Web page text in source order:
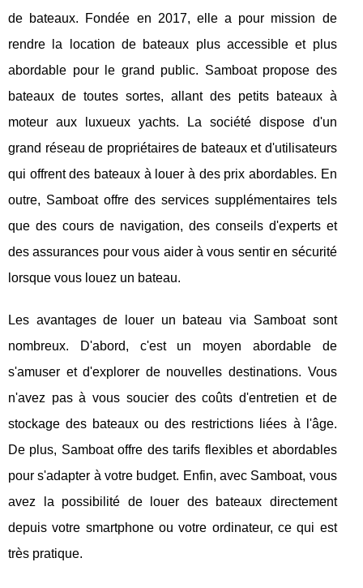
de bateaux. Fondée en 2017, elle a pour mission de
rendre la location de bateaux plus accessible et plus
abordable pour le grand public. Samboat propose des
bateaux de toutes sortes, allant des petits bateaux à
moteur aux luxueux yachts. La société dispose d'un
grand réseau de propriétaires de bateaux et d'utilisateurs
qui offrent des bateaux à louer à des prix abordables. En
outre, Samboat offre des services supplémentaires tels
que des cours de navigation, des conseils d'experts et
des assurances pour vous aider à vous sentir en sécurité
lorsque vous louez un bateau.
Les avantages de louer un bateau via Samboat sont
nombreux. D'abord, c'est un moyen abordable de
s'amuser et d'explorer de nouvelles destinations. Vous
n'avez pas à vous soucier des coûts d'entretien et de
stockage des bateaux ou des restrictions liées à l'âge.
De plus, Samboat offre des tarifs flexibles et abordables
pour s'adapter à votre budget. Enfin, avec Samboat, vous
avez la possibilité de louer des bateaux directement
depuis votre smartphone ou votre ordinateur, ce qui est
très pratique.